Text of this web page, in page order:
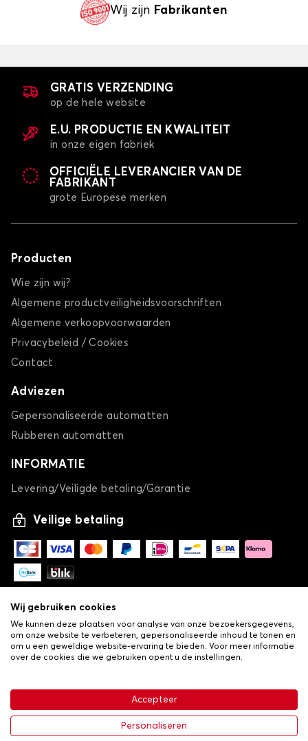
€ 26,24
-25% € 34,99
Wij zijn Fabrikanten
GRATIS VERZENDING
op de hele website
E.U. PRODUCTIE EN KWALITEIT
in onze eigen fabriek
OFFICIËLE LEVERANCIER VAN DE
FABRIKANT
grote Europese merken
Producten
Wie zijn wij?
Algemene productveiligheidsvoorschriften
Algemene verkoopvoorwaarden
Privacybeleid / Cookies
Contact
Adviezen
Gepersonaliseerde automatten
Rubberen automatten
INFORMATIE
Levering/Veiligde betaling/Garantie
Veilige betaling
Algemene verkoopvoorwaarden•Privacy- en cookiebeleid
•Livraison
Wij gebruiken cookies
We kunnen deze plaatsen voor analyse van onze bezoekersgegevens,
om onze website te verbeteren, gepersonaliseerde inhoud te tonen en
om u een geweldige website-ervaring te bieden. Voor meer informatie
over de cookies die we gebruiken opent u de instellingen.
Accepteer
Personaliseren